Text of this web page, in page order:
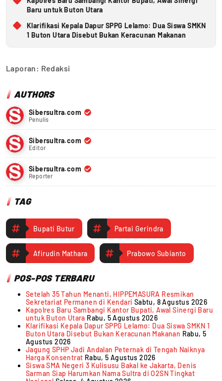
Baru untuk Buton Utara
Klarifikasi Kepala Dapur SPPG Lelamo: Dua Siswa SMKN
1 Buton Utara Disebut Bukan Keracunan Makanan
Laporan: Redaksi
AUTHORS
Sibersultra.com
Penulis
Sibersultra.com
Editor
Sibersultra.com
Reporter
TAG
Bupati Butur Partai Gerindra
Afirudin Mathara Prabowo Subianto
POS-POS TERBARU
Setelah 35 Tahun Menanti, HIPPEMASURA Resmikan
Sekretariat Permanen di Kendari Sabtu, 8 Agustus 2026
Kapolres Baru Sambangi Kantor Bupati, Awal Sinergi Baru
untuk Buton Utara Rabu, 5 Agustus 2026
Klarifikasi Kepala Dapur SPPG Lelamo: Dua Siswa SMKN 1
Buton Utara Disebut Bukan Keracunan Makanan Rabu, 5
Agustus 2026
Jagung SPHP Jadi Andalan Peternak di Tengah Naiknya
Harga Konsentrat Rabu, 5 Agustus 2026
Siswa SMA Negeri 3 Kulisusu Bakal ke Jakarta, Denis
Sarman Siap Harumkan Nama Sultra di O2SN Tingkat